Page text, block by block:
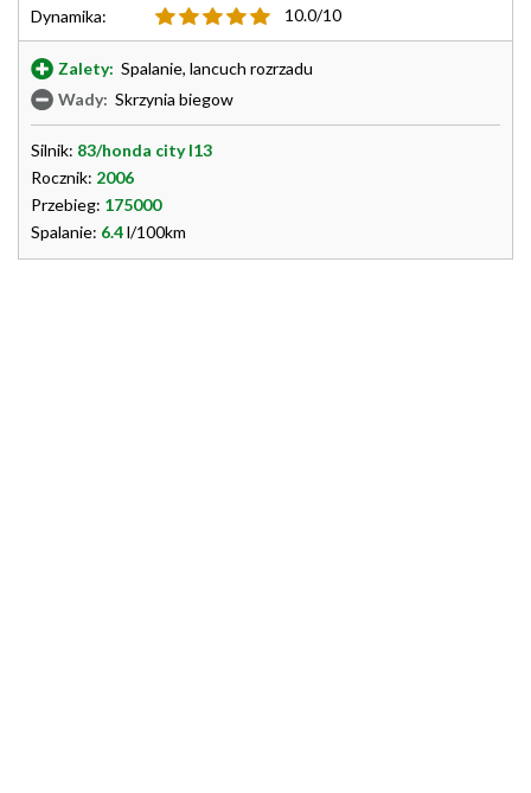
Dynamika:
10.0/10
Zalety: Spalanie, lancuch rozrzadu
Wady: Skrzynia biegow
Silnik: 83/honda city l13
Rocznik: 2006
Przebieg: 175000
Spalanie: 6.4l/100km